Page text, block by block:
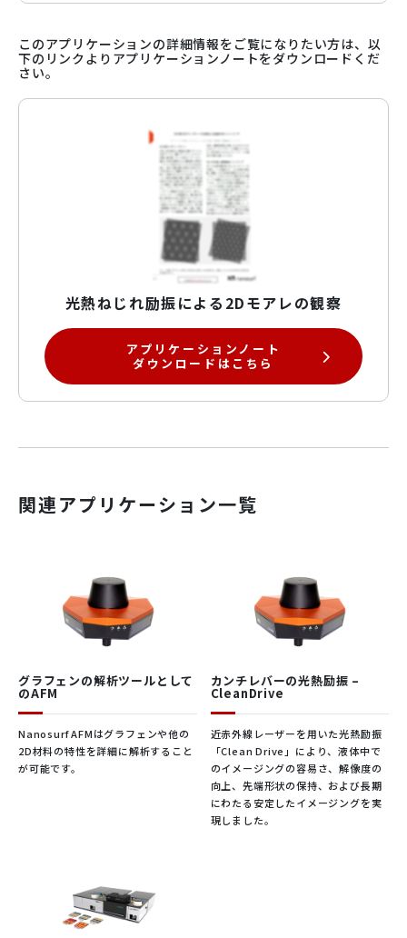
このアプリケーションの詳細情報をご覧になりたい方は、以
下のリンクよりアプリケーションノートをダウンロードくだ
さい。
光熱ねじれ励振による2Dモアレの観察
アプリケーションノート
ダウンロードはこちら
関連アプリケーション一覧
グラフェンの解析ツールとして
のAFM
Nanosurf AFMはグラフェンや他の
2D材料の特性を詳細に解析すること
が可能です。
カンチレバーの光熱励振 –
CleanDrive
近赤外線レーザーを用いた光熱励振
「Clean Drive」により、液体中で
のイメージングの容易さ、解像度の
向上、先端形状の保持、および長期
にわたる安定したイメージングを実
現しました。